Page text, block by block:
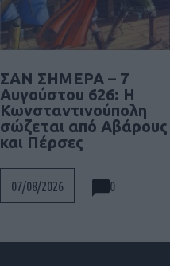
ΣΑΝ ΣΗΜΕΡΑ – 7
Αυγούστου 626: Η
Κωνσταντινούπολη
σώζεται από Αβάρους
και Πέρσες
07/08/2026 0